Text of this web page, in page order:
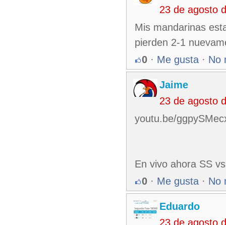
23 de agosto
Mis mandarinas
pierden 2-1
0 · Me gusta · No
Jaime
23 de agosto
youtu.be/
En vivo ahora SS
0 · Me gusta · No
Eduardo
23 de agosto